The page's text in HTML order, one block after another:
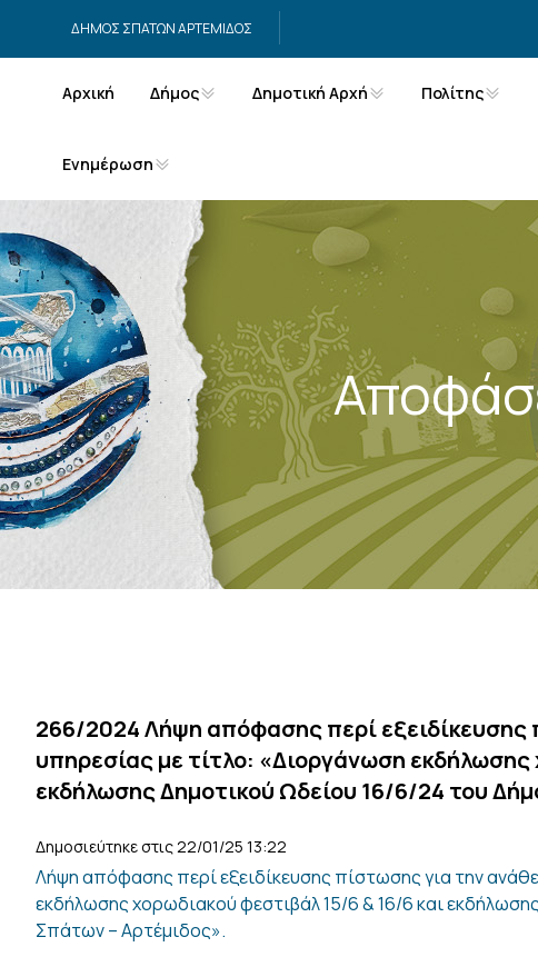
ΔΗΜΟΣ ΣΠΑΤΩΝ ΑΡΤΕΜΙΔΟΣ
Αρχική Δήμος Δημοτική Αρχή Πολίτης
Ενημέρωση
266/2024 Λήψη απόφασης περί εξειδίκευσης
υπηρεσίας με τίτλο: «Διοργάνωση
εκδήλωσης Δημοτικού Ωδείου 16/6/24 του
Δημοσιεύτηκε στις 22/01/25 13:22
Λήψη απόφασης περί εξειδίκευσης πίστωσης για την
εκδήλωσης χορωδιακού φεστιβάλ 15/6 & 16/6 και
Σπάτων – Αρτέμιδος».